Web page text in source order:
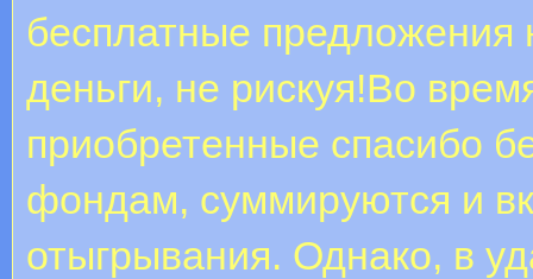
бесплатные предложения
деньги, не рискуя!Во
приобретенные спасибо
фондам, суммируются и
отыгрывания. Однако, в